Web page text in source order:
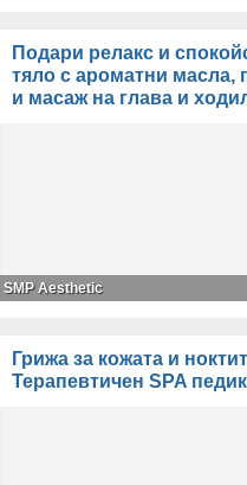
Подари релакс и
тяло с ароматни масла,
и масаж на глава и
SMP Aesthetic
Грижа за кожата и
Терапевтичен SPA